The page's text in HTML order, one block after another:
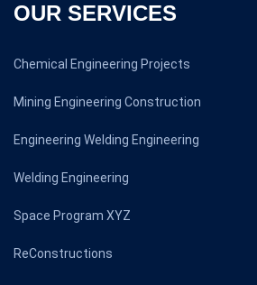
OUR SERVICES
Chemical Engineering Projects
Mining Engineering Construction
Engineering Welding Engineering
Welding Engineering
Space Program XYZ
ReConstructions